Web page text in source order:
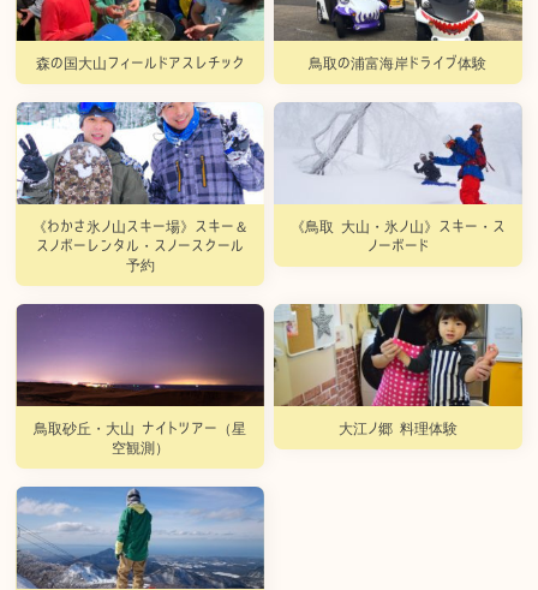
森の国大山フィールドアスレチック 鳥取の浦富海岸ドライブ体験
《わかさ氷ノ山スキー場》スキー＆
スノボーレンタル・スノースクール
予約
《鳥取 大山・氷ノ山》スキー・ス
ノーボード
鳥取砂丘・大山 ナイトツアー（星
空観測）
大江ノ郷 料理体験